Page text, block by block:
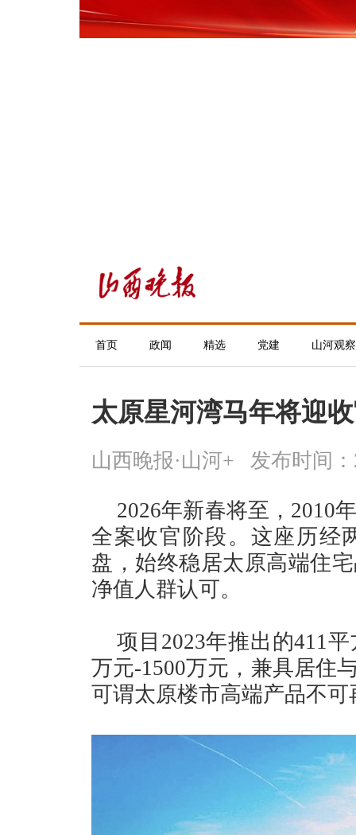
首页 政闻 精选 党建 山河观察
太原星河湾马年将迎
山西晚报·山河+ 发布时间：
2026年新春将至，2010
全案收官阶段。这座历经
盘，始终稳居太原高端住
净值人群认可。
项目2023年推出的411
万元-1500万元，兼具居住
可谓太原楼市高端产品不